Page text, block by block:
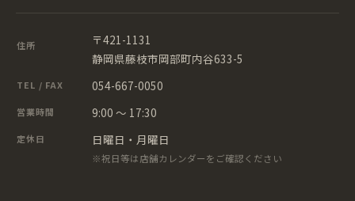
住所
〒421-1131
静岡県藤枝市岡部町内谷633-5
TEL / FAX 054-667-0050
営業時間 9:00 ～ 17:30
定休日 日曜日・月曜日
※祝日等は店舗カレンダーをご確認ください